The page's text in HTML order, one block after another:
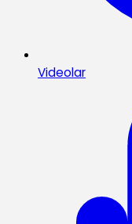
Videolar